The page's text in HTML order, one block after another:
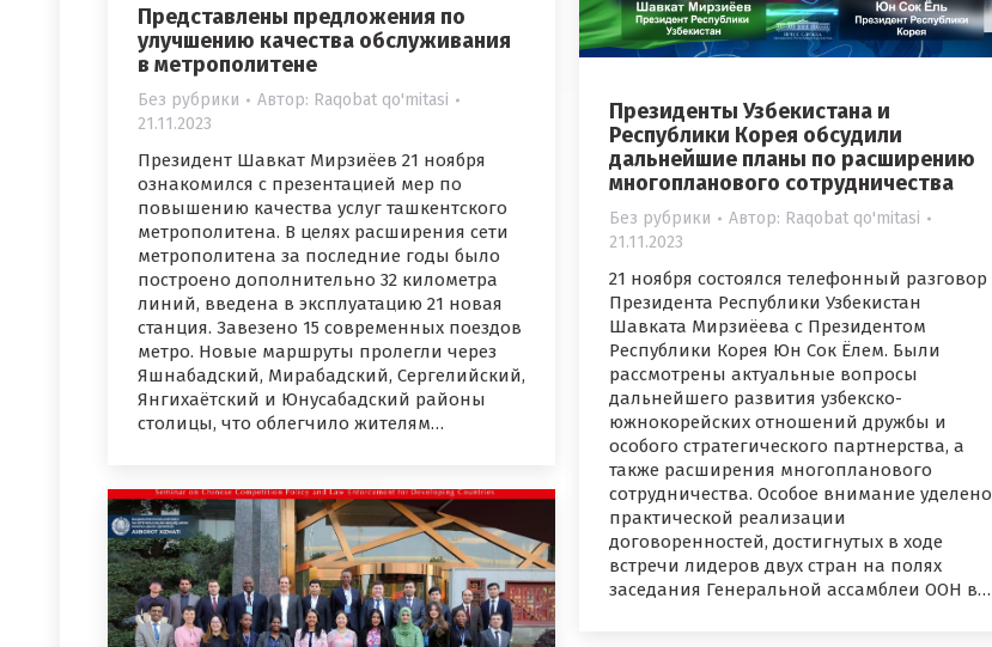
Представлены предложения по
улучшению качества обслуживания
в метрополитене
Без рубрики Автор: Raqobat qo'mitasi
21.11.2023
Президент Шавкат Мирзиёев 21 ноября
ознакомился с презентацией мер по
повышению качества услуг ташкентского
метрополитена. В целях расширения сети
метрополитена за последние годы было
построено дополнительно 32 километра
линий, введена в эксплуатацию 21 новая
станция. Завезено 15 современных поездов
метро. Новые маршруты пролегли через
Яшнабадский, Мирабадский, Сергелийский,
Янгихаётский и Юнусабадский районы
столицы, что облегчило жителям…
Президенты Узбекистана и
Республики Корея обсудили
дальнейшие планы по расширению
многопланового сотрудничества
Без рубрики Автор: Raqobat qo'mitasi
21.11.2023
21 ноября состоялся телефонный разговор
Президента Республики Узбекистан
Шавката Мирзиёева с Президентом
Республики Корея Юн Сок Ёлем. Были
рассмотрены актуальные вопросы
дальнейшего развития узбекско-
южнокорейских отношений дружбы и
особого стратегического партнерства, а
также расширения многопланового
сотрудничества. Особое внимание уделено
практической реализации
договоренностей, достигнутых в ходе
встречи лидеров двух стран на полях
заседания Генеральной ассамблеи ООН в…